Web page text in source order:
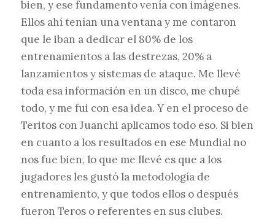
bien, y ese fundamento venía con imágenes.
Ellos ahí tenían una ventana y me contaron
que le iban a dedicar el 80% de los
entrenamientos a las destrezas, 20% a
lanzamientos y sistemas de ataque. Me llevé
toda esa información en un disco, me chupé
todo, y me fui con esa idea. Y en el proceso de
Teritos con Juanchi aplicamos todo eso. Si bien
en cuanto a los resultados en ese Mundial no
nos fue bien, lo que me llevé es que a los
jugadores les gustó la metodología de
entrenamiento, y que todos ellos o después
fueron Teros o referentes en sus clubes.